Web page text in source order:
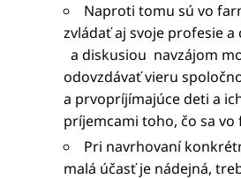
Naproti tomu sú vo
zvládať aj svoje profesie
a diskusiou navzájom
odovzdávať vieru
a prvopríjímajúce deti a
príjemcami toho, čo sa vo
Pri navrhovaní
malá účasť je nádejná,